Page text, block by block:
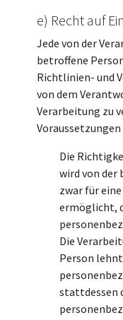
e) Recht auf
Jede von der
betroffene
Richtlinien- und
von dem
Verarbeitung zu
Die
wird von
zwar für
ermöglicht,
Die
Person
stattdessen